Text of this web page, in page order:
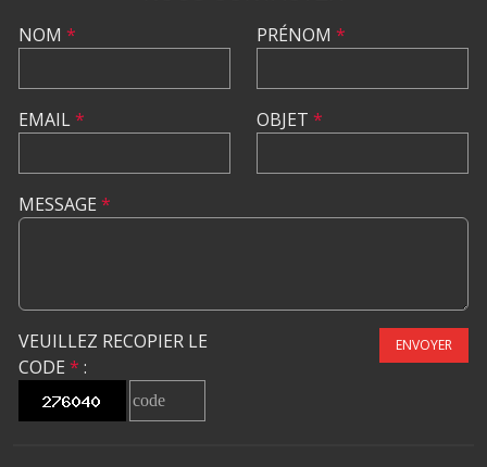
NOM *
EMAIL*
PRÉNOM *
OBJET *
MESSAGE *
VEUILLEZ RECOPIER LE
CODE * :
ENVOYER